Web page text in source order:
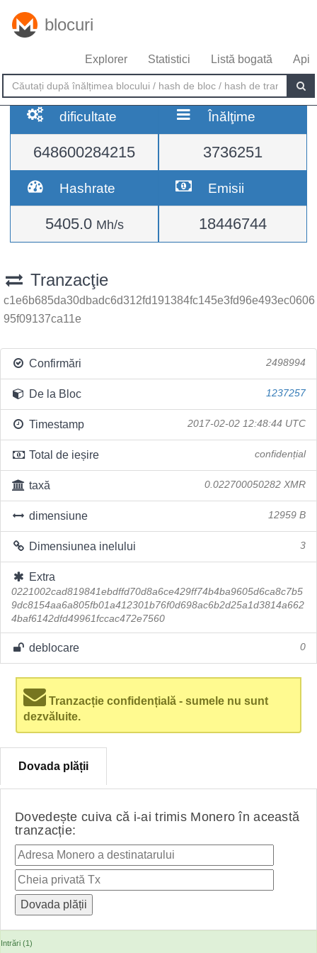
blocuri
Explorer Statistici Listă bogată Api
dificultate
648600284215
Înălţime
3736251
Hashrate
5405.0 Mh/s
Emisii
18446744
Tranzacţie
c1e6b685da30dbadc6d312fd191384fc145e3fd96e493ec0606
95f09137ca11e
Confirmări 2498994
De la Bloc 1237257
Timestamp 2017-02-02 12:48:44 UTC
Total de ieșire confidențial
taxă 0.022700050282 XMR
dimensiune 12959 B
Dimensiunea inelului 3
Extra
0221002cad819841ebdffd70d8a6ce429ff74b4ba9605d6ca8c7b5
9dc8154aa6a805fb01a412301b76f0d698ac6b2d25a1d3814a662
4baf6142dfd49961fccac472e7560
deblocare 0
Tranzacție confidențială - sumele nu sunt
dezvăluite.
Dovada plății
Dovedește cuiva că i-ai trimis Monero în această
tranzacție:
Intrări (1)